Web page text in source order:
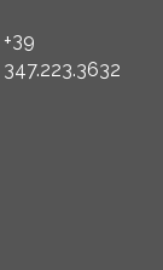
+39
347.223.3632